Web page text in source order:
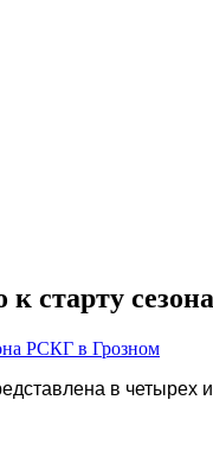
к старту
в четырех